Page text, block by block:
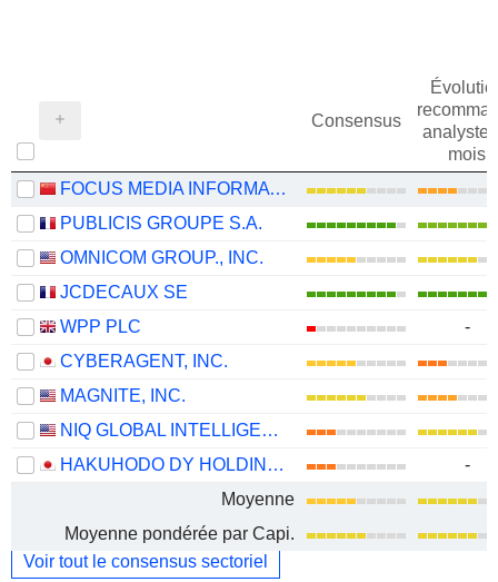
Consensus
mois
FOCUS MEDIA INFORMATION TECHNOLOGY CO., LTD.
PUBLICIS GROUPE S.A.
OMNICOM GROUP., INC.
JCDECAUX SE
WPP PLC
-
CYBERAGENT, INC.
MAGNITE, INC.
NIQ GLOBAL INTELLIGENCE PLC
HAKUHODO DY HOLDINGS INC
-
Moyenne
Moyenne pondérée par Capi.
Voir tout le consensus sectoriel